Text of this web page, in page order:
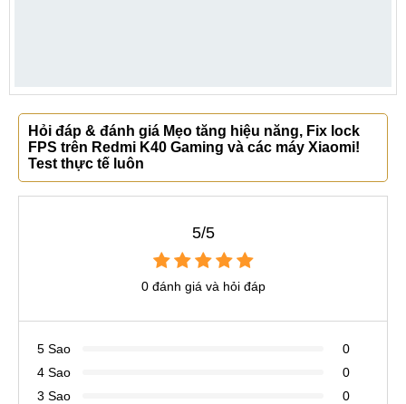
Hỏi đáp & đánh giá Mẹo tăng hiệu năng, Fix lock
FPS trên Redmi K40 Gaming và các máy Xiaomi!
Test thực tế luôn
5/5
0 đánh giá và hỏi đáp
5 Sao
0
4 Sao
0
3 Sao
0